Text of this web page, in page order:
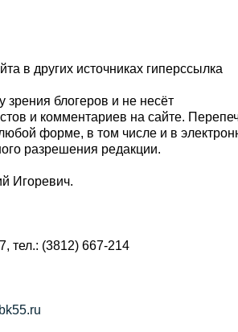
в других источниках гиперссылка
зрения блогеров и не несёт
и комментариев на сайте.
форме, в том числе и в
разрешения редакции.
Игоревич.
тел.: (3812) 667-214